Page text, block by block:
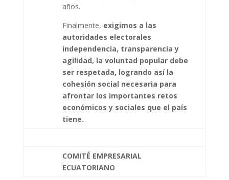
años.
Finalmente, exigimos a las
autoridades electorales
independencia, transparencia y
agilidad, la voluntad popular debe
ser respetada, logrando así la
cohesión social necesaria para
afrontar los importantes retos
económicos y sociales que el país
tiene.
COMITÉ EMPRESARIAL
ECUATORIANO